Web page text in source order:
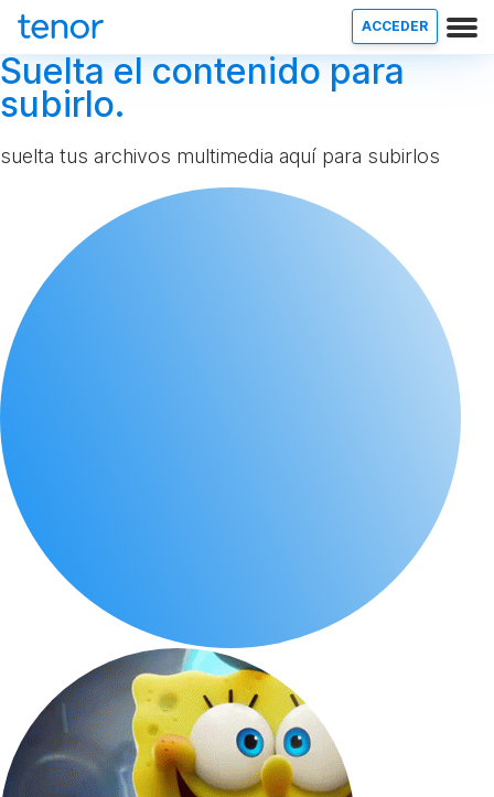
ACCEDER
Suelta el contenido para
subirlo.
suelta tus archivos multimedia aquí para subirlos